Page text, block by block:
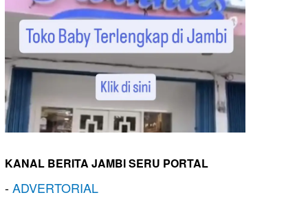
KANAL BERITA JAMBI SERU PORTAL
-ADVERTORIAL